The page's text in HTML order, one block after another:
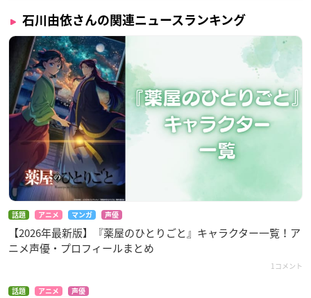
石川由依さんの関連ニュースランキング
話題 アニメ マンガ 声優
【2026年最新版】『薬屋のひとりごと』キャラクター一覧！ア
ニメ声優・プロフィールまとめ
1コメント
話題 アニメ 声優